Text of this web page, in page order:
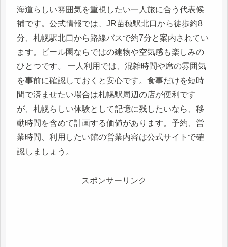
海道らしい雰囲気を重視したい一人旅に合う代表候
補です。公式情報では、JR苗穂駅北口から徒歩約8
分、札幌駅北口から路線バスで約7分と案内されてい
ます。ビール園ならではの建物や空気感も楽しみの
ひとつです。 一人利用では、混雑時間や席の雰囲気
を事前に確認しておくと安心です。食事だけを短時
間で済ませたい場合は札幌駅周辺の店が便利です
が、札幌らしい体験として記憶に残したいなら、移
動時間を含めて計画する価値があります。予約、営
業時間、利用したい館の営業内容は公式サイトで確
認しましょう。
スポンサーリンク